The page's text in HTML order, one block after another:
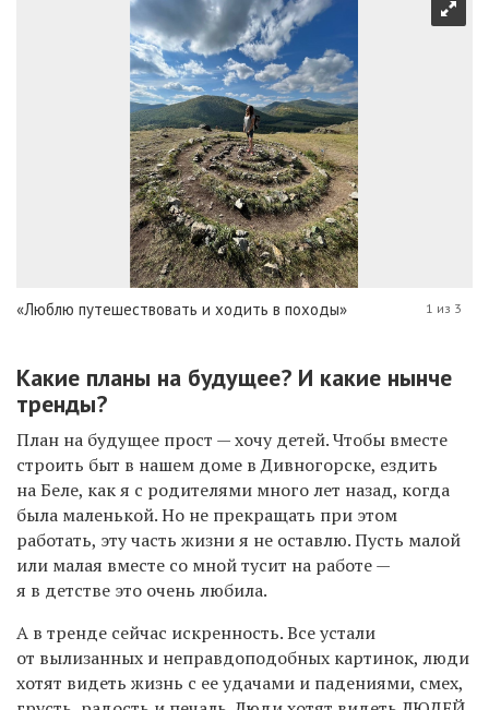
«Люблю путешествовать и ходить в походы» 1 из 3
Какие планы на будущее? И какие нынче
тренды?
План на будущее прост — хочу детей. Чтобы вместе
строить быт в нашем доме в Дивногорске, ездить
на Беле, как я с родителями много лет назад, когда
была маленькой. Но не прекращать при этом
работать, эту часть жизни я не оставлю. Пусть малой
или малая вместе со мной тусит на работе —
я в детстве это очень любила.
А в тренде сейчас искренность. Все устали
от вылизанных и неправдоподобных картинок, люди
хотят видеть жизнь с ее удачами и падениями, смех,